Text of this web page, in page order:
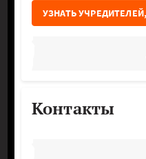
УЗНАТЬ
Контакты